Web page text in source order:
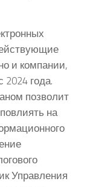
и компании,
года.
позволит
на
Управления